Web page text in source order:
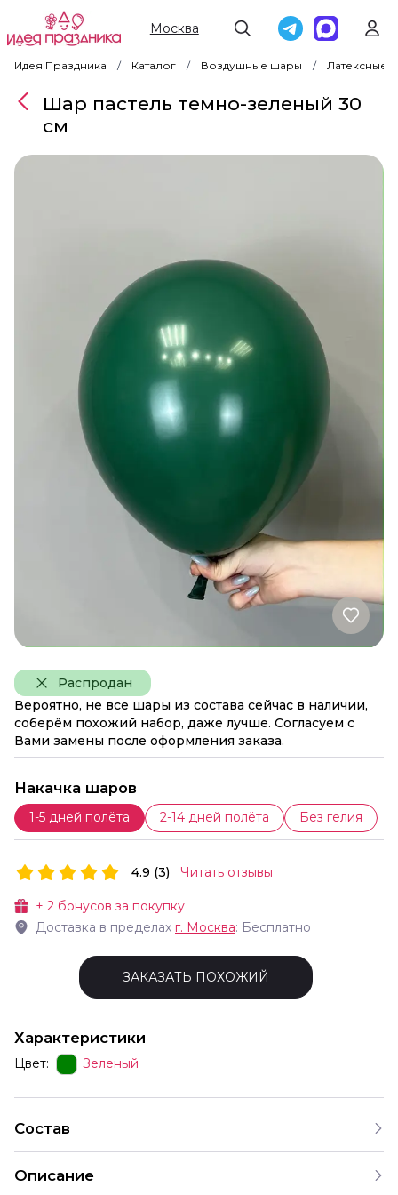
Москва
Идея Праздника Каталог Воздушные шары Латексные
Распродан
Вероятно, не все шары из состава сейчас в наличии,
соберём похожий набор, даже лучше. Согласуем с
Вами замены после оформления заказа.
Накачка шаров
1-5 дней полёта 2-14 дней полёта Без гелия
Шар пастель темно-зеленый 30
см
+ 2 бонусов за покупку
Доставка в пределах г. Москва: Бесплатно
4.9 (3) Читать отзывы
ЗАКАЗАТЬ ПОХОЖИЙ
Характеристики
Цвет: Зеленый
Состав
Описание